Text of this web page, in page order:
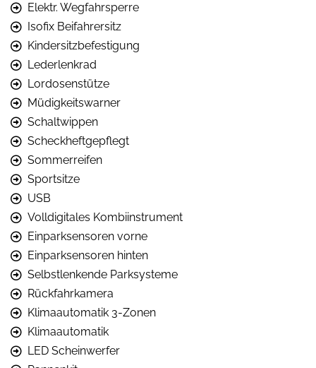
Elektr. Wegfahrsperre
Isofix Beifahrersitz
Kindersitzbefestigung
Lederlenkrad
Lordosenstütze
Müdigkeitswarner
Schaltwippen
Scheckheftgepflegt
Sommerreifen
Sportsitze
USB
Volldigitales Kombiinstrument
Einparksensoren vorne
Einparksensoren hinten
Selbstlenkende Parksysteme
Rückfahrkamera
Klimaautomatik 3-Zonen
Klimaautomatik
LED Scheinwerfer